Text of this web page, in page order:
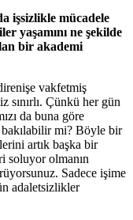
işsizlikle mücadele
yaşamını ne şekilde
bir akademi
vakfetmiş
sınırlı. Çünkü her gün
da buna göre
mi? Böyle bir
artık başka bir
soluyor olmanın
Sadece işime
adaletsizlikler